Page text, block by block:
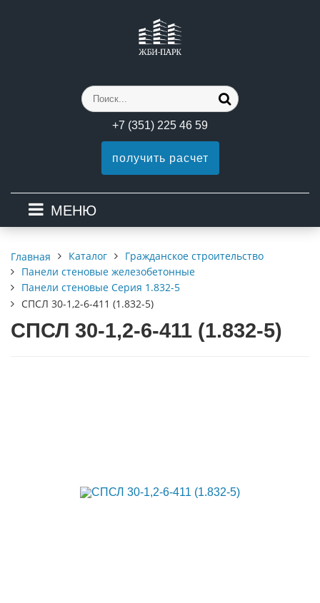
+7 (351) 225 46 59
получить расчет
МЕНЮ
Главная Каталог
Гражданское строительство
Панели стеновые железобетонные
Панели стеновые Серия 1.832-5
СПСЛ 30-1,2-6-411 (1.832-5)
СПСЛ 30-1,2-6-411 (1.832-5)